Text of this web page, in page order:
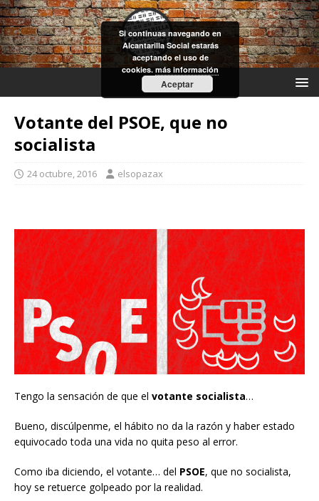
Votante del PSOE, que no
socialista
24 octubre, 2016 elsopazax
Tengo la sensación de que el votante socialista…
Bueno, discúlpenme, el hábito no da la razón y haber estado
equivocado toda una vida no quita peso al error.
Como iba diciendo, el votante… del PSOE, que no socialista,
hoy se retuerce golpeado por la realidad.
Si continuas navegando en
Alcantarilla Social estarás
aceptando el uso de
cookies.más información
Aceptar